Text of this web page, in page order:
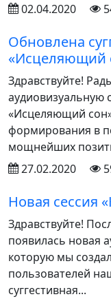
02.04.2020
Обновлена
«Исцеляющий
Здравствуйте!
аудиовизуальную
«Исцеляющий
формирования в
мощнейших
27.02.2020
Новая сессия
Здравствуйте!
появилась новая
которую мы
пользователей
суггестивная...